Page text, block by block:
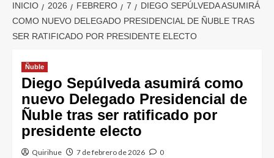
INICIO 2026 FEBRERO 7
DIEGO SEPÚLVEDA ASUMIRÁ
COMO NUEVO DELEGADO PRESIDENCIAL DE ÑUBLE TRAS
SER RATIFICADO POR PRESIDENTE ELECTO
Ñuble
Diego Sepúlveda asumirá como
nuevo Delegado Presidencial de
Ñuble tras ser ratificado por
presidente electo
Quirihue 7 de febrero de 2026 0